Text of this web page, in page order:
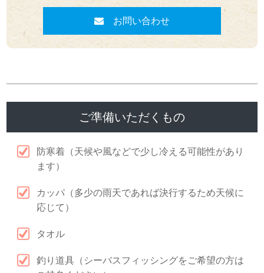
お問い合わせ
ご準備いただくもの
防寒着（天候や風などで少し冷える可能性があり
ます）
カッパ（多少の雨天であれば決行するため天候に
応じて）
タオル
釣り道具（シーバスフィッシングをご希望の方は